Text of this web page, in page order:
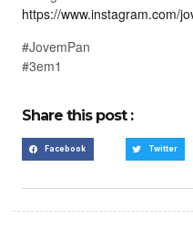
https://www.instagram.com/
#JovemPan
#3em1
Share this post :
Facebook Twitter